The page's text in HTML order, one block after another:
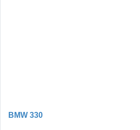
BMW 330